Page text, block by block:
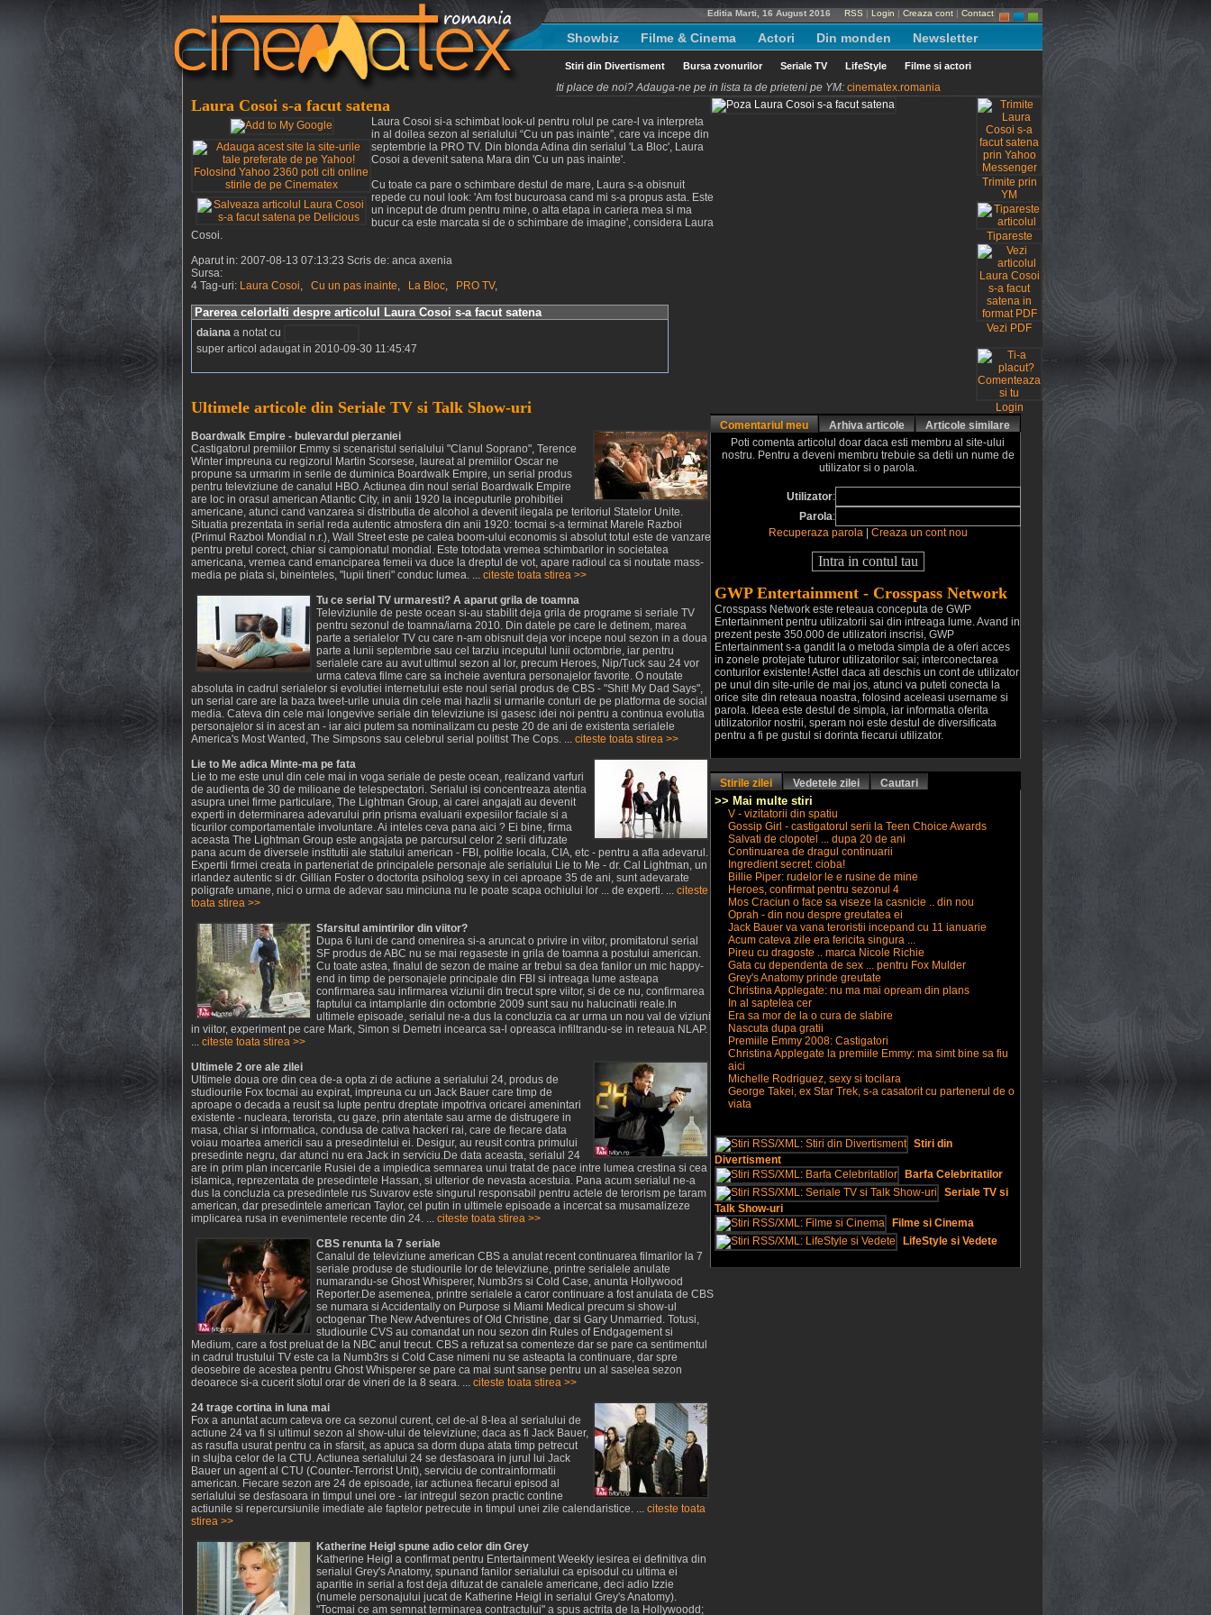
Editia Marti, 16 August 2016 RSS | Login | Creaza cont | Contact
Showbiz Filme & Cinema Actori Din monden Newsletter
Stiri din Divertisment Bursa zvonurilor Seriale TV LifeStyle Filme si actori
Iti place de noi? Adauga-ne pe in lista ta de prieteni pe YM: cinematex.romania
Laura Cosoi s-a facut satena
Laura Cosoi si-a schimbat look-ul pentru rolul pe care-l va interpreta
in al doilea sezon al serialului “Cu un pas inainte”, care va incepe din
septembrie la PRO TV. Din blonda Adina din serialul 'La Bloc', Laura
Cosoi a devenit satena Mara din 'Cu un pas inainte'.
Cu toate ca pare o schimbare destul de mare, Laura s-a obisnuit
repede cu noul look: 'Am fost bucuroasa cand mi s-a propus asta. Este
un inceput de drum pentru mine, o alta etapa in cariera mea si ma
bucur ca este marcata si de o schimbare de imagine', considera Laura
Cosoi.
Aparut in: 2007-08-13 07:13:23 Scris de: anca axenia
Sursa:
4 Tag-uri: Laura Cosoi, Cu un pas inainte, La Bloc, PRO TV,
Parerea celorlalti despre articolul Laura Cosoi s-a facut satena
daiana a notat cu
super articol adaugat in 2010-09-30 11:45:47
Ultimele articole din Seriale TV si Talk Show-uri
Boardwalk Empire - bulevardul pierzaniei
Castigatorul premiilor Emmy si scenaristul serialului "Clanul Soprano", Terence
Winter impreuna cu regizorul Martin Scorsese, laureat al premiilor Oscar ne
propune sa urmarim in serile de duminica Boardwalk Empire, un serial produs
pentru televiziune de canalul HBO. Actiunea din noul serial Boardwalk Empire
are loc in orasul american Atlantic City, in anii 1920 la inceputurile prohibitiei
americane, atunci cand vanzarea si distributia de alcohol a devenit ilegala pe teritoriul Statelor Unite.
Situatia prezentata in serial reda autentic atmosfera din anii 1920: tocmai s-a terminat Marele Razboi
(Primul Razboi Mondial n.r.), Wall Street este pe calea boom-ului economis si absolut totul este de vanzare,
pentru pretul corect, chiar si campionatul mondial. Este totodata vremea schimbarilor in societatea
americana, vremea cand emanciparea femeii va duce la dreptul de vot, apare radioul ca si noutate mass-
media pe piata si, bineinteles, "lupii tineri" conduc lumea. ... citeste toata stirea >>
Tu ce serial TV urmaresti? A aparut grila de toamna
Televiziunile de peste ocean si-au stabilit deja grila de programe si seriale TV
pentru sezonul de toamna/iarna 2010. Din datele pe care le detinem, marea
parte a serialelor TV cu care n-am obisnuit deja vor incepe noul sezon in a doua
parte a lunii septembrie sau cel tarziu inceputul lunii octombrie, iar pentru
serialele care au avut ultimul sezon al lor, precum Heroes, Nip/Tuck sau 24 vor
urma cateva filme care sa incheie aventura personajelor favorite. O noutate
absoluta in cadrul serialelor si evolutiei internetului este noul serial produs de CBS - "Shit! My Dad Says",
un serial care are la baza tweet-urile unuia din cele mai hazlii si urmarile conturi de pe platforma de social
media. Cateva din cele mai longevive seriale din televiziune isi gasesc idei noi pentru a continua evolutia
personajelor si in acest an - iar aici putem sa nominalizam cu peste 20 de ani de existenta serialele
America's Most Wanted, The Simpsons sau celebrul serial politist The Cops. ... citeste toata stirea >>
Lie to Me adica Minte-ma pe fata
Lie to me este unul din cele mai in voga seriale de peste ocean, realizand varfuri
de audienta de 30 de milioane de telespectatori. Serialul isi concentreaza atentia
asupra unei firme particulare, The Lightman Group, ai carei angajati au devenit
experti in determinarea adevarului prin prisma evaluarii expesiilor faciale si a
ticurilor comportamentale involuntare. Ai inteles ceva pana aici ? Ei bine, firma
aceasta The Lightman Group este angajata pe parcursul celor 2 serii difuzate
pana acum de diversele institutii ale statului american - FBI, politie locala, CIA, etc - pentru a afla adevarul.
Expertii firmei creata in parteneriat de principalele personaje ale serialului Lie to Me - dr. Cal Lightman, un
irlandez autentic si dr. Gillian Foster o doctorita psiholog sexy in cei aproape 35 de ani, sunt adevarate
poligrafe umane, nici o urma de adevar sau minciuna nu le poate scapa ochiului lor ... de experti. ... citeste
toata stirea >>
Sfarsitul amintirilor din viitor?
Dupa 6 luni de cand omenirea si-a aruncat o privire in viitor, promitatorul serial
SF produs de ABC nu se mai regaseste in grila de toamna a postului american.
Cu toate astea, finalul de sezon de maine ar trebui sa dea fanilor un mic happy-
end in timp de personajele principale din FBI si intreaga lume asteapa
confirmarea sau infirmarea viziunii din trecut spre viitor, si de ce nu, confirmarea
faptului ca intamplarile din octombrie 2009 sunt sau nu halucinatii reale.In
ultimele episoade, serialul ne-a dus la concluzia ca ar urma un nou val de viziuni
in viitor, experiment pe care Mark, Simon si Demetri incearca sa-l opreasca infiltrandu-se in reteaua NLAP.
... citeste toata stirea >>
Ultimele 2 ore ale zilei
Ultimele doua ore din cea de-a opta zi de actiune a serialului 24, produs de
studiourile Fox tocmai au expirat, impreuna cu un Jack Bauer care timp de
aproape o decada a reusit sa lupte pentru dreptate impotriva oricarei amenintari
existente - nucleara, terorista, cu gaze, prin atentate sau arme de distrugere in
masa, chiar si informatica, condusa de cativa hackeri rai, care de fiecare data
voiau moartea americii sau a presedintelui ei. Desigur, au reusit contra primului
presedinte negru, dar atunci nu era Jack in serviciu.De data aceasta, serialul 24
are in prim plan incercarile Rusiei de a impiedica semnarea unui tratat de pace intre lumea crestina si cea
islamica, reprezentata de presedintele Hassan, si ulterior de nevasta acestuia. Pana acum serialul ne-a
dus la concluzia ca presedintele rus Suvarov este singurul responsabil pentru actele de terorism pe taram
american, dar presedintele american Taylor, cel putin in ultimele episoade a incercat sa musamalizeze
implicarea rusa in evenimentele recente din 24. ... citeste toata stirea >>
CBS renunta la 7 seriale
Canalul de televiziune american CBS a anulat recent continuarea filmarilor la 7
seriale produse de studiourile lor de televiziune, printre serialele anulate
numarandu-se Ghost Whisperer, Numb3rs si Cold Case, anunta Hollywood
Reporter.De asemenea, printre serialele a caror continuare a fost anulata de CBS
se numara si Accidentally on Purpose si Miami Medical precum si show-ul
octogenar The New Adventures of Old Christine, dar si Gary Unmarried. Totusi,
studiourile CVS au comandat un nou sezon din Rules of Endgagement si
Medium, care a fost preluat de la NBC anul trecut. CBS a refuzat sa comenteze dar se pare ca sentimentul
in cadrul trustului TV este ca la Numb3rs si Cold Case nimeni nu se asteapta la continuare, dar spre
deosebire de acestea pentru Ghost Whisperer se pare ca mai sunt sanse pentru un al saselea sezon
deoarece si-a cucerit slotul orar de vineri de la 8 seara. ... citeste toata stirea >>
24 trage cortina in luna mai
Fox a anuntat acum cateva ore ca sezonul curent, cel de-al 8-lea al serialului de
actiune 24 va fi si ultimul sezon al show-ului de televiziune; daca as fi Jack Bauer,
as rasufla usurat pentru ca in sfarsit, as apuca sa dorm dupa atata timp petrecut
in slujba celor de la CTU. Actiunea serialului 24 se desfasoara in jurul lui Jack
Bauer un agent al CTU (Counter-Terrorist Unit), serviciu de contrainformatii
american. Fiecare sezon are 24 de episoade, iar actiunea fiecarui episod al
serialului se desfasoara in timpul unei ore - iar intregul sezon practic contine
actiunile si repercursiunile imediate ale faptelor petrecute in timpul unei zile calendaristice. ... citeste toata
stirea >>
Katherine Heigl spune adio celor din Grey
Katherine Heigl a confirmat pentru Entertainment Weekly iesirea ei definitiva din
serialul Grey's Anatomy, spunand fanilor serialului ca episodul cu ultima ei
aparitie in serial a fost deja difuzat de canalele americane, deci adio Izzie
(numele personajului jucat de Katherine Heigl in serialul Grey's Anatomy).
"Tocmai ce am semnat terminarea contractului" a spus actrita de la Hollywoodd;
Trimite prin
YM
Tipareste
Vezi PDF
Login
Comentariul meu
Arhiva articole
Articole similare
Poti comenta articolul doar daca esti membru al site-ului
nostru. Pentru a deveni membru trebuie sa detii un nume de
utilizator si o parola.
Utilizator:
Parola:
Recuperaza parola| Creaza un cont nou
GWP Entertainment - Crosspass Network
Crosspass Network este reteaua conceputa de GWP
Entertainment pentru utilizatorii sai din intreaga lume. Avand in
prezent peste 350.000 de utilizatori inscrisi, GWP
Entertainment s-a gandit la o metoda simpla de a oferi acces
in zonele protejate tuturor utilizatorilor sai; interconectarea
conturilor existente! Astfel daca ati deschis un cont de utilizator
pe unul din site-urile de mai jos, atunci va puteti conecta la
orice site din reteaua noastra, folosind aceleasi username si
parola. Ideea este destul de simpla, iar informatia oferita
utilizatorilor nostrii, speram noi este destul de diversificata
pentru a fi pe gustul si dorinta fiecarui utilizator.
Stirile zilei Vedetele zilei Cautari
>> Mai multe stiri
V - vizitatorii din spatiu
Gossip Girl - castigatorul serii la Teen Choice Awards
Salvati de clopotel ... dupa 20 de ani
Continuarea de dragul continuarii
Ingredient secret: cioba!
Billie Piper: rudelor le e rusine de mine
Heroes, confirmat pentru sezonul 4
Mos Craciun o face sa viseze la casnicie .. din nou
Oprah - din nou despre greutatea ei
Jack Bauer va vana teroristii incepand cu 11 ianuarie
Acum cateva zile era fericita singura ...
Pireu cu dragoste .. marca Nicole Richie
Gata cu dependenta de sex ... pentru Fox Mulder
Grey's Anatomy prinde greutate
Christina Applegate: nu ma mai opream din plans
In al saptelea cer
Era sa mor de la o cura de slabire
Nascuta dupa gratii
Premiile Emmy 2008: Castigatori
Christina Applegate la premiile Emmy: ma simt bine sa fiu
aici
Michelle Rodriguez, sexy si tocilara
George Takei, ex Star Trek, s-a casatorit cu partenerul de o
viata
Stiri din
Divertisment
Barfa Celebritatilor
Seriale TV si
Talk Show-uri
Filme si Cinema
LifeStyle si Vedete